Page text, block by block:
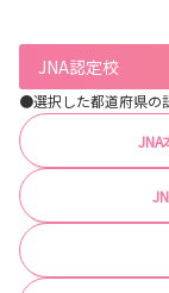
JNA認定校
●選択した都道府県の
JNA